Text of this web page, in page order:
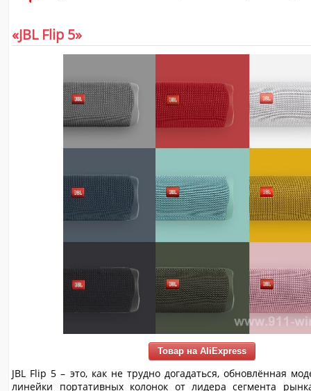
«JBL Flip 5»
Товар на AliExpress
JBL Flip 5 – это, как не трудно догадаться, обновлённая
линейки портативных колонок от лидера сегмента